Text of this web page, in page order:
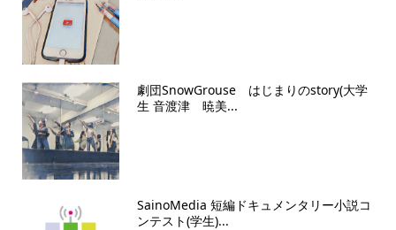
劇団SnowGrouse はじまりのstory(大学
生 音渡津 暁美...
SainoMedia 短編ドキュメンタリー小説コ
ンテスト(学生)...